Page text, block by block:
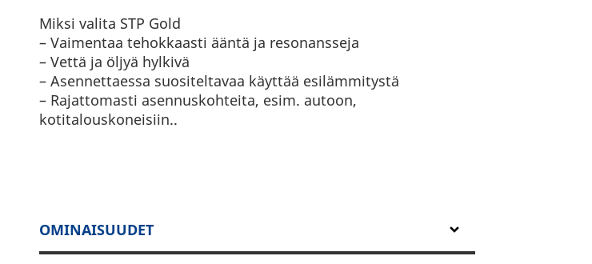
Miksi valita STP Gold
– Vaimentaa tehokkaasti ääntä ja resonansseja
– Vettä ja öljyä hylkivä
– Asennettaessa suositeltavaa käyttää esilämmitystä
– Rajattomasti asennuskohteita, esim. autoon,
kotitalouskoneisiin..
OMINAISUUDET